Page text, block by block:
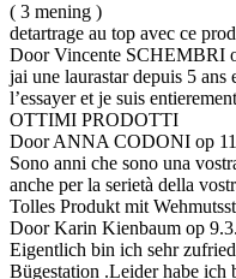
( 3 mening )
detartrage au top avec ce
Door Vincente SCHEMBRI
jai une laurastar depuis 5 ans
l’essayer et je suis
OTTIMI PRODOTTI
Door ANNA CODONI op
Sono anni che sono una
anche per la serietà della
Tolles Produkt mit
Door Karin Kienbaum op
Eigentlich bin ich sehr
Bügestation .Leider habe ich